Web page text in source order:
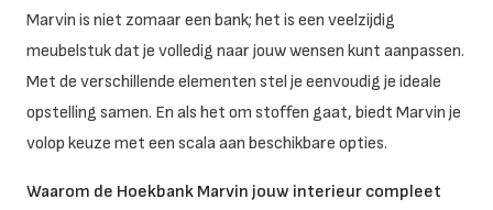
Marvin is niet zomaar een bank; het is een veelzijdig
meubelstuk dat je volledig naar jouw wensen kunt aanpassen.
Met de verschillende elementen stel je eenvoudig je ideale
opstelling samen. En als het om stoffen gaat, biedt Marvin je
volop keuze met een scala aan beschikbare opties.
Waarom de Hoekbank Marvin jouw interieur compleet